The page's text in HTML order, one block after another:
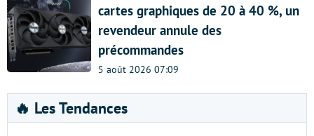
cartes graphiques de 20 à 40 %, un
revendeur annule des
précommandes
5 août 2026 07:09
🔥 Les Tendances